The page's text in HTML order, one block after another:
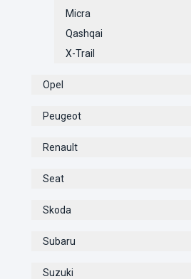
Micra
Qashqai
X-Trail
Opel
Peugeot
Renault
Seat
Skoda
Subaru
Suzuki